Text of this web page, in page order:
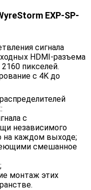
EXP-SP-
сигнала
HDMI-разъема
пикселей.
с 4K до
с
независимого
на каждом выходе;
смешанное
монтаж этих